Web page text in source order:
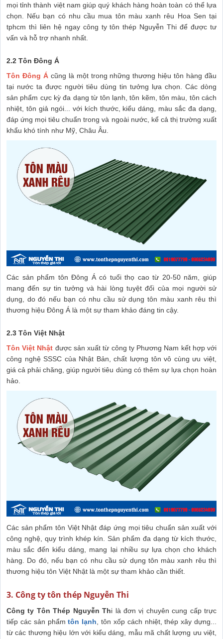
mọi tỉnh thành việt nam giúp quý khách hàng hoàn toàn có thể lựa
chọn. Nếu bạn có nhu cầu mua tôn màu xanh rêu Hoa Sen tại
tphcm thì liên hệ ngay công ty tôn thép Nguyễn Thi để được tư
vấn và hỗ trợ nhanh nhất.
2.2 Tôn Đông Á
Tôn Đông Á cũng là một trong những thương hiệu tôn hàng đầu
tại nước ta được người tiêu dùng tin tưởng lựa chọn. Các dòng
sản phẩm cực kỳ đa dạng từ tôn lạnh, tôn kẽm, tôn màu, tôn cách
nhiệt, tôn giả ngói... với kích thước, kiểu dáng, màu sắc đa dạng,
đáp ứng mọi tiêu chuẩn trong và ngoài nước, kể cả thị trường xuất
khẩu khó tính như Mỹ, Châu Âu.
Các sản phẩm tôn Đông Á có tuổi thọ cao từ 20-50 năm, giúp
mang đến sự tin tưởng và hài lòng tuyệt đối của mọi người sử
dụng, do đó nếu bạn có nhu cầu sử dụng tôn màu xanh rêu thì
thương hiệu Đông Á là một sự tham khảo đáng tin cậy.
2.3 Tôn Việt Nhật
Tôn Việt Nhật được sản xuất từ công ty Phương Nam kết hợp với
công nghệ SSSC của Nhật Bản, chất lượng tôn vô cùng ưu việt,
giá cả phải chăng, giúp người tiêu dùng có thêm sự lựa chọn hoàn
hảo.
Các sản phẩm tôn Việt Nhật đáp ứng mọi tiêu chuẩn sản xuất với
công nghệ, quy trình khép kín. Sản phẩm đa dạng từ kích thước,
màu sắc đến kiểu dáng, mang lại nhiều sự lựa chọn cho khách
hàng. Do đó, nếu bạn có nhu cầu sử dụng tôn màu xanh rêu thì
thương hiệu tôn Việt Nhật là một sự tham khảo cần thiết.
3. Công ty tôn thép Nguyễn Thi
Công ty Tôn Thép Nguyễn Thi là đơn vị chuyên cung cấp trực
tiếp các sản phẩmtôn lạnh , tôn xốp cách nhiệt, thép xây dựng...
từ các thương hiệu lớn với kiểu dáng, mẫu mã chất lượng ưu việt,